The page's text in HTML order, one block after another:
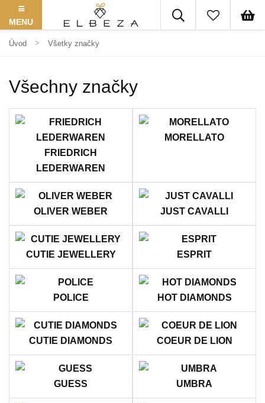
MENU
Úvod Všetky značky
Všechny značky
FRIEDRICH
LEDERWAREN
MORELLATO
OLIVER WEBER JUST CAVALLI
CUTIE JEWELLERY ESPRIT
POLICE HOT DIAMONDS
CUTIE DIAMONDS COEUR DE LION
GUESS UMBRA